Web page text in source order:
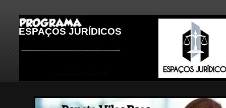
ESPAÇOS JURÍDICOS
LEGENDA DA IMAGEM 2